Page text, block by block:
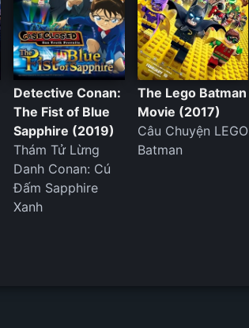
Detective Conan:
The Fist of Blue
Sapphire (2019)
Thám Tử Lừng
Danh Conan: Cú
Đấm Sapphire
Xanh
The Lego Batman
Movie (2017)
Câu Chuyện LEGO
Batman